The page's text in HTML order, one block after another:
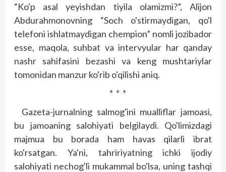
“Ko'p asal yeyishdan tiyila olamizmi?”, Alijon
Abdurahmonovning “Soch o'stirmaydigan, qo'l
telefoni ishlatmaydigan chempion” nomli jozibador
esse, maqola, suhbat va intervyular har qanday
nashr sahifasini bezashi va keng mushtariylar
tomonidan manzur ko'rib o'qilishi aniq.
* * *
Gazeta-jurnalning salmog'ini mualliflar jamoasi,
bu jamoaning salohiyati belgilaydi. Qo'limizdagi
majmua bu borada ham havas qilarli ibrat
ko'rsatgan. Ya'ni, tahririyatning ichki ijodiy
salohiyati nechog'li mukammal bo'lsa, uning tashqi